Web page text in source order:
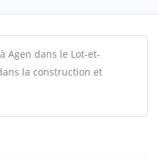
Agen dans le Lot-et-
la construction et